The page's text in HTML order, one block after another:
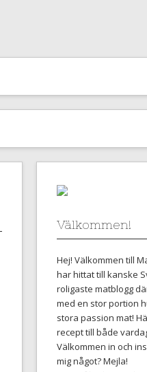
Välkommen!
Hej! Välkommen till
har hittat till kanske
roligaste matblogg
med en stor portion
stora passion mat!
recept till både
Välkommen in och
mig något? Mejla!